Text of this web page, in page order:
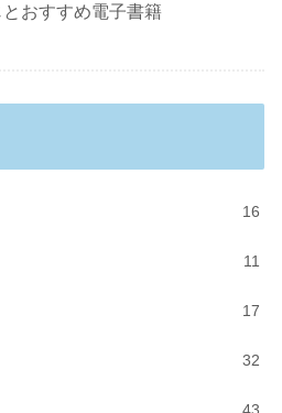
とおすすめ電子書籍
16
11
17
32